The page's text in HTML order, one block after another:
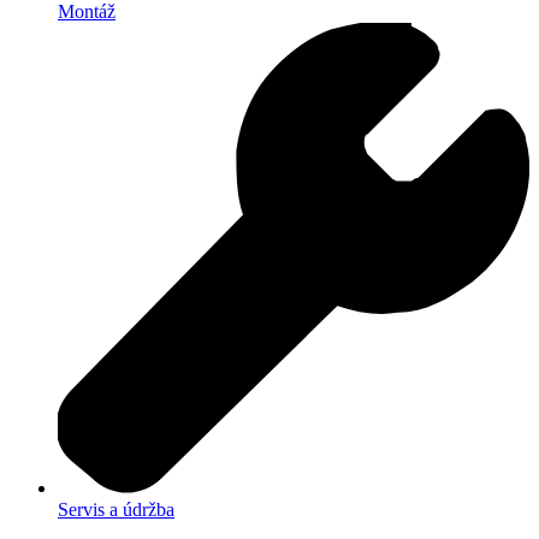
Montáž
Servis a údržba